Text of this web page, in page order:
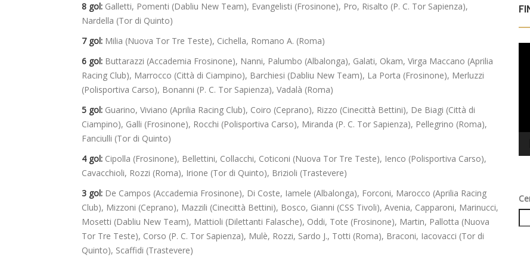
8 gol: Galletti, Pomenti (Dabliu New Team), Evangelisti (Frosinone), Pro, Risalto (P. C. Tor Sapienza),
Nardella (Tor di Quinto)
7 gol: Milia (Nuova Tor Tre Teste), Cichella, Romano A. (Roma)
6 gol: Buttarazzi (Accademia Frosinone), Nanni, Palumbo (Albalonga), Galati, Okam, Virga Maccano (Aprilia
Racing Club), Marrocco (Città di Ciampino), Barchiesi (Dabliu New Team), La Porta (Frosinone), Merluzzi
(Polisportiva Carso), Bonanni (P. C. Tor Sapienza), Vadalà (Roma)
5 gol: Guarino, Viviano (Aprilia Racing Club), Coiro (Ceprano), Rizzo (Cinecittà Bettini), De Biagi (Città di
Ciampino), Galli (Frosinone), Rocchi (Polisportiva Carso), Miranda (P. C. Tor Sapienza), Pellegrino (Roma),
Fanciulli (Tor di Quinto)
4 gol: Cipolla (Frosinone), Bellettini, Collacchi, Coticoni (Nuova Tor Tre Teste), Ienco (Polisportiva Carso),
Cavacchioli, Rozzi (Roma), Irione (Tor di Quinto), Brizioli (Trastevere)
3 gol: De Campos (Accademia Frosinone), Di Coste, Iamele (Albalonga), Forconi, Marocco (Aprilia Racing
Club), Mizzoni (Ceprano), Mazzili (Cinecittà Bettini), Bosco, Gianni (CSS Tivoli), Avenia, Capparoni, Marinucci,
Mosetti (Dabliu New Team), Mattioli (Dilettanti Falasche), Oddi, Tote (Frosinone), Martin, Pallotta (Nuova
Tor Tre Teste), Corso (P. C. Tor Sapienza), Mulè, Rozzi, Sardo J., Totti (Roma), Braconi, Iacovacci (Tor di
Quinto), Scaffidi (Trastevere)